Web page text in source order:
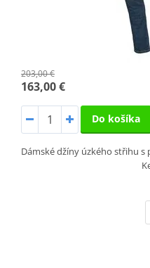
203,00 €
163,00 €
Do košíka
Dámské džíny úzkého střihu s